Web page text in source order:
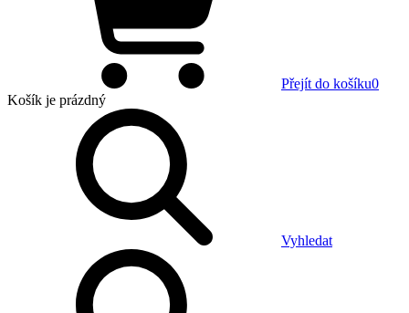
Přejít do košíku0
Košík je prázdný
Vyhledat